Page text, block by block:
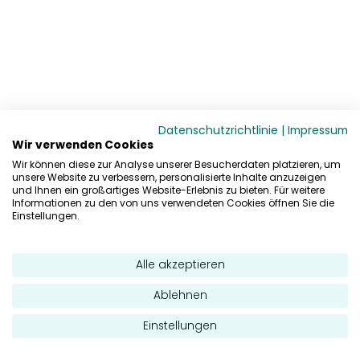
Datenschutzrichtlinie | Impressum
Wir verwenden Cookies
Wir können diese zur Analyse unserer Besucherdaten platzieren, um
unsere Website zu verbessern, personalisierte Inhalte anzuzeigen
und Ihnen ein großartiges Website-Erlebnis zu bieten. Für weitere
Informationen zu den von uns verwendeten Cookies öffnen Sie die
Einstellungen.
Alle akzeptieren
Ablehnen
Einstellungen